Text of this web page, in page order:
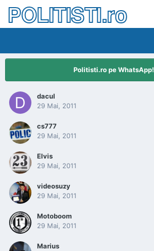
POLITISTI.ro
Politisti.ro pe WhatsApp!
dacul
29 Mai, 2011
cs777
29 Mai, 2011
Elvis
29 Mai, 2011
videosuzy
29 Mai, 2011
Motoboom
29 Mai, 2011
Marius